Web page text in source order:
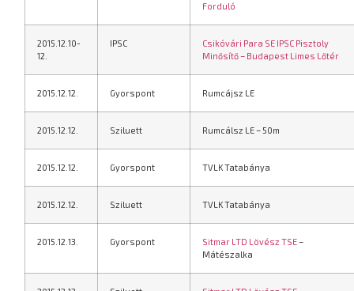
Forduló
2015.12.10-
12.
IPSC
Csikóvári Para SE IPSC Pisztoly
Minősítő – Budapest Limes Lőtér
2015.12.12. Gyorspont Rumcájsz LE
2015.12.12. Sziluett Rumcálsz LE – 50m
2015.12.12. Gyorspont TVLK Tatabánya
2015.12.12. Sziluett TVLK Tatabánya
2015.12.13. Gyorspont Sitmar LTD Lövész TSE–
Mátészalka